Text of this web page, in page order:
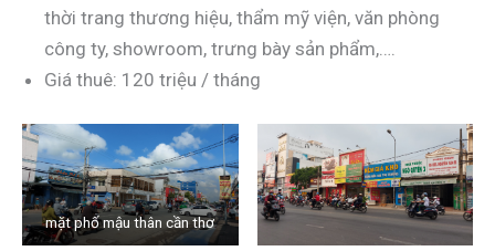
thời trang thương hiệu, thẩm mỹ viện, văn phòng
công ty, showroom, trưng bày sản phẩm,….
Giá thuê: 120 triệu / tháng
mặt phố mậu thân cần thơ